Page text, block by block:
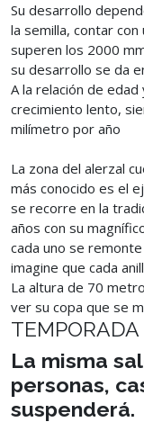
Su desarrollo
la semilla, contar
superen los 2000
su desarrollo se da
A la relación de
crecimiento lento,
milímetro por año
La zona del alerzal
más conocido es el
se recorre en la
años con su
cada uno se
imagine que cada
La altura de 70
ver su copa que se
La misma
personas,
suspenderá.